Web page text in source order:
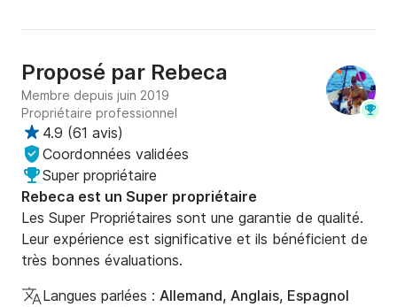
Proposé par Rebeca
Membre depuis juin 2019
Propriétaire professionnel
4.9 (61 avis)
Coordonnées validées
Super propriétaire
Rebeca est un Super propriétaire
Les Super Propriétaires sont une garantie de qualité.
Leur expérience est significative et ils bénéficient de
très bonnes évaluations.
Langues parlées : Allemand, Anglais, Espagnol